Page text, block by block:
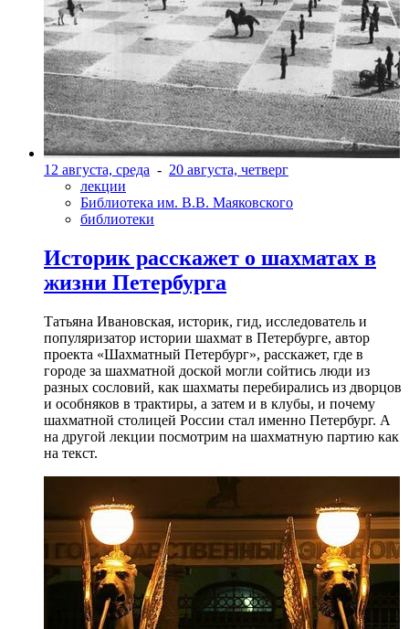
12 августа, среда - 20 августа, четверг
лекции
Библиотека им. В.В. Маяковского
библиотеки
Историк расскажет о шахматах в
жизни Петербурга
Татьяна Ивановская, историк, гид, исследователь и
популяризатор истории шахмат в Петербурге, автор
проекта «Шахматный Петербург», расскажет, где в
городе за шахматной доской могли сойтись люди из
разных сословий, как шахматы перебирались из дворцов
и особняков в трактиры, а затем и в клубы, и почему
шахматной столицей России стал именно Петербург. А
на другой лекции посмотрим на шахматную партию как
на текст.